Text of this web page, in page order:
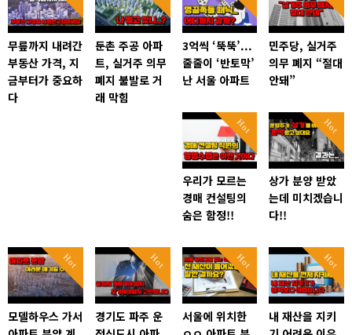
무릎까지 내려간
부동산 가격, 지
금부터가 중요하
다
둔촌 주공 아파
트, 실거주 의무
폐지 불발로 거
래 막힘
3억씩 ‘뚝뚝’...
줄줄이 ‘반토막’
난 서울 아파트
민주당, 실거주
의무 폐지 “절대
안돼”
Hot
우리가 모르는
경매 컨설팅의
숨은 함정!!
Hot
상가 분양 받았
는데 미치겠습니
다!!
Hot
모델하우스 가서
Hot
경기도 파주 운
Hot
서울에 위치한
Hot
내 재산을 지키